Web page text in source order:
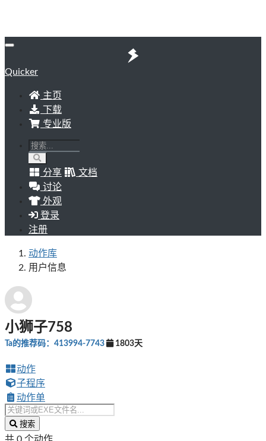
Quicker
主页
下载
专业版
分享
文档
讨论
外观
登录
注册
动作库
用户信息
小狮子758
Ta的推荐码：413994-7743 1803天
动作
子程序
动作单
搜索